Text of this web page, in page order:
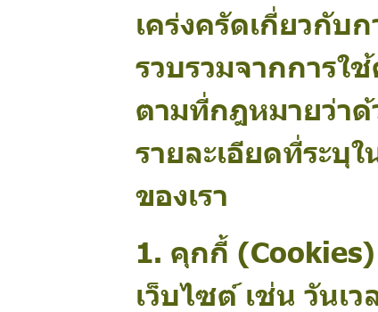
เคร่งครัดเกี่ยวกั
รวบรวมจากการ
ตามที่กฎหมายว่าด้
รายละเอียดที่ระบุ
ของเรา
1. คุกกี้ (Cookies)
เว็บไซต์ เช่น วันเ